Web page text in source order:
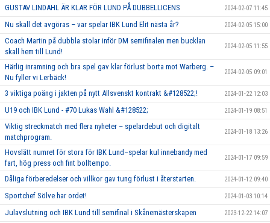
GUSTAV LINDAHL ÄR KLAR FÖR LUND PÅ DUBBELLICENS 2024-02-07 11:45
Nu skall det avgöras – var spelar IBK Lund Elit nästa år? 2024-02-05 15:00
Coach Martin på dubbla stolar inför DM semifinalen men bucklan
skall hem till Lund!
2024-02-05 11:55
Härlig inramning och bra spel gav klar förlust borta mot Warberg. –
Nu fyller vi Lerbäck!
2024-02-05 09:01
3 viktiga poäng i jakten på nytt Allsvenskt kontrakt &#128522;! 2024-01-22 12:03
U19 och IBK Lund - #70 Lukas Wahl &#128522; 2024-01-19 08:51
Viktig streckmatch med flera nyheter – spelardebut och digitalt
matchprogram.
2024-01-18 13:26
Hovslätt numret för stora för IBK Lund–spelar kul innebandy med
fart, hög press och fint bolltempo.
2024-01-17 09:59
Dåliga förberedelser och villkor gav tung förlust i återstarten. 2024-01-12 09:40
Sportchef Sölve har ordet! 2024-01-03 10:14
Julavslutning och IBK Lund till semifinal i Skånemästerskapen 2023-12-22 14:07